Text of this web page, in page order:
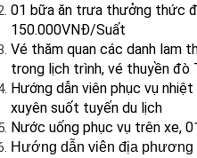
01 bữa ăn trưa thưởng thức
150.000VNĐ/Suất
Vé thăm quan các danh lam
trong lịch trình, vé thuyền đò
Hướng dẫn viên phục vụ
xuyên suốt tuyến du lịch
Nước uống phục vụ trên xe,
Hướng dẫn viên địa phương